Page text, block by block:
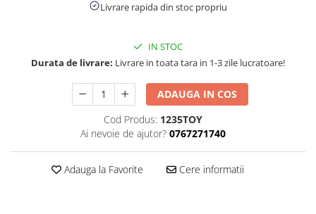
Livrare rapida din stoc propriu
IN STOC
Durata de livrare: Livrare in toata tara in 1-3 zile lucratoare!
ADAUGA IN COS
Cod Produs: 1235TOY
Ai nevoie de ajutor? 0767271740
Adauga la Favorite Cere informatii